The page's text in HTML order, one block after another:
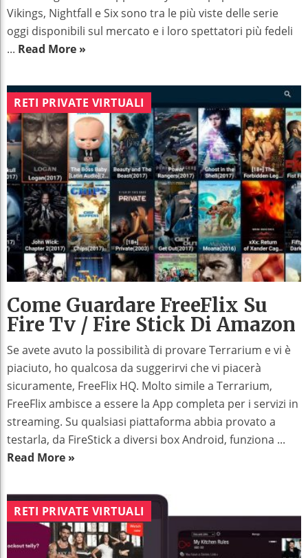
Vikings, Nightfall e Six sono tra le più viste delle serie
oggi disponibili sul mercato e i loro spettatori più fedeli
... Read More »
RETI PRIVATE VIRTUALI
Come Guardare FreeFlix Su
Fire Tv / Fire Stick Di Amazon
Se avete avuto la possibilità di provare Terrarium e vi è
piaciuto, ho qualcosa da suggerirvi che vi piacerà
sicuramente, FreeFlix HQ. Molto simile a Terrarium,
FreeFlix ambisce a essere la App completa per i servizi in
streaming. Su qualsiasi piattaforma abbia provato a
testarla, da FireStick a diversi box Android, funziona ...
Read More »
RETI PRIVATE VIRTUALI